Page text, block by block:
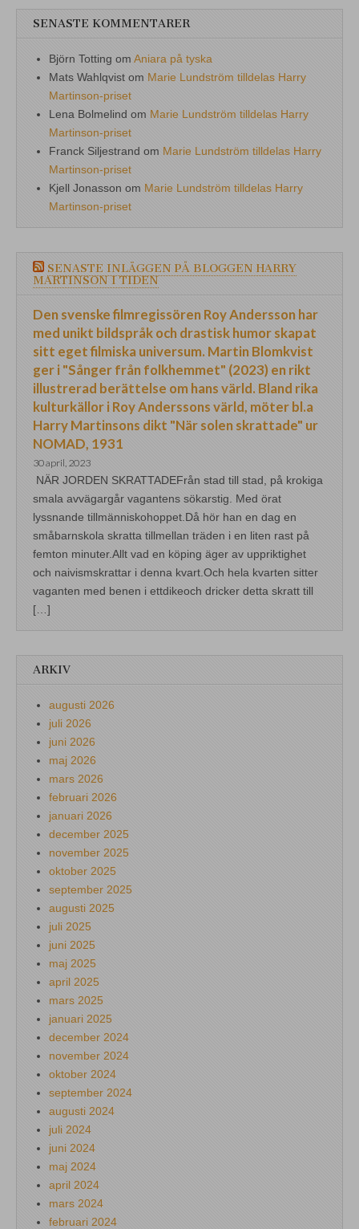
SENASTE KOMMENTARER
Björn Totting om Aniara på tyska
Mats Wahlqvist om Marie Lundström tilldelas Harry
Martinson-priset
Lena Bolmelind om Marie Lundström tilldelas Harry
Martinson-priset
Franck Siljestrand om Marie Lundström tilldelas Harry
Martinson-priset
Kjell Jonasson om Marie Lundström tilldelas Harry
Martinson-priset
SENASTE INLÄGGEN PÅ BLOGGEN HARRY
MARTINSON I TIDEN
Den svenske filmregissören Roy Andersson har
med unikt bildspråk och drastisk humor skapat
sitt eget filmiska universum. Martin Blomkvist
ger i "Sånger från folkhemmet" (2023) en rikt
illustrerad berättelse om hans värld. Bland rika
kulturkällor i Roy Anderssons värld, möter bl.a
Harry Martinsons dikt "När solen skrattade" ur
NOMAD, 1931
30 april, 2023
NÄR JORDEN SKRATTADEFrån stad till stad, på krokiga
smala avvägargår vagantens sökarstig. Med örat
lyssnande tillmänniskohoppet.Då hör han en dag en
småbarnskola skratta tillmellan träden i en liten rast på
femton minuter.Allt vad en köping äger av uppriktighet
och naivismskrattar i denna kvart.Och hela kvarten sitter
vaganten med benen i ettdikeoch dricker detta skratt till
[…]
ARKIV
augusti 2026
juli 2026
juni 2026
maj 2026
mars 2026
februari 2026
januari 2026
december 2025
november 2025
oktober 2025
september 2025
augusti 2025
juli 2025
juni 2025
maj 2025
april 2025
mars 2025
januari 2025
december 2024
november 2024
oktober 2024
september 2024
augusti 2024
juli 2024
juni 2024
maj 2024
april 2024
mars 2024
februari 2024